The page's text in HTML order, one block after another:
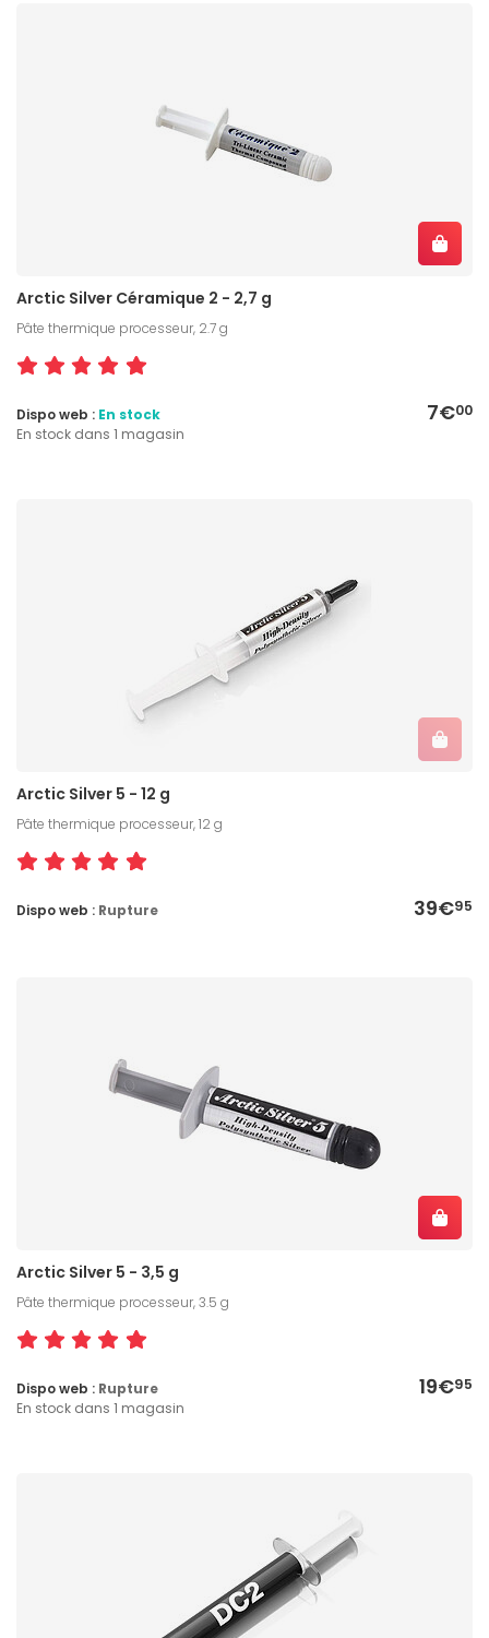
Arctic Silver Céramique 2 - 2,7 g
Pâte thermique processeur, 2.7 g
7€00
Dispo web : En stock
En stock dans 1 magasin
Arctic Silver 5 - 12 g
Pâte thermique processeur, 12 g
39€95
Dispo web : Rupture
Arctic Silver 5 - 3,5 g
Pâte thermique processeur, 3.5 g
19€95
Dispo web : Rupture
En stock dans 1 magasin